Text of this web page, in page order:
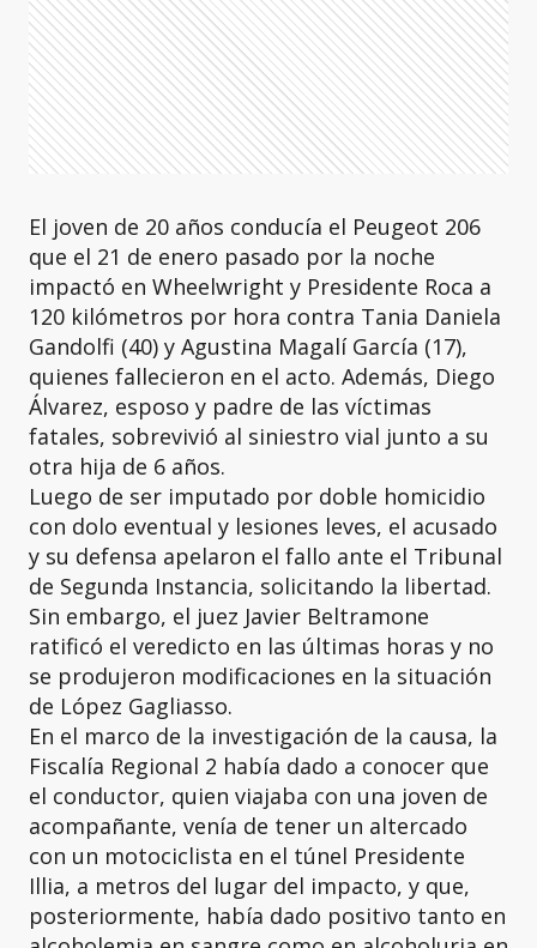
El joven de 20 años conducía el Peugeot 206
que el 21 de enero pasado por la noche
impactó en Wheelwright y Presidente Roca a
120 kilómetros por hora contra Tania Daniela
Gandolfi (40) y Agustina Magalí García (17),
quienes fallecieron en el acto. Además, Diego
Álvarez, esposo y padre de las víctimas
fatales, sobrevivió al siniestro vial junto a su
otra hija de 6 años.
Luego de ser imputado por doble homicidio
con dolo eventual y lesiones leves, el acusado
y su defensa apelaron el fallo ante el Tribunal
de Segunda Instancia, solicitando la libertad.
Sin embargo, el juez Javier Beltramone
ratificó el veredicto en las últimas horas y no
se produjeron modificaciones en la situación
de López Gagliasso.
En el marco de la investigación de la causa, la
Fiscalía Regional 2 había dado a conocer que
el conductor, quien viajaba con una joven de
acompañante, venía de tener un altercado
con un motociclista en el túnel Presidente
Illia, a metros del lugar del impacto, y que,
posteriormente, había dado positivo tanto en